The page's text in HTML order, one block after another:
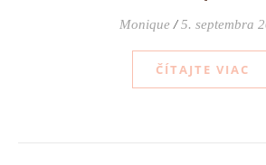
Monique / 5. septembra
ČÍTAJTE VIAC